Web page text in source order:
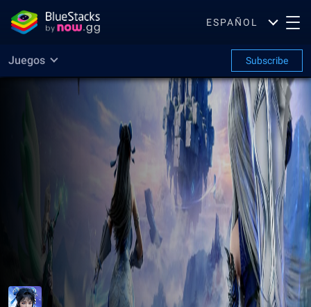
ESPAÑOL
Juegos Subscribe